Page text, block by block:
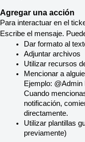
Agregar una acción
Para interactuar en el
Escribe el mensaje.
Dar formato al
Adjuntar archivos
Utilizar recursos
Mencionar a
Ejemplo:
Cuando
notificación,
directamente.
Utilizar plantillas
previamente)